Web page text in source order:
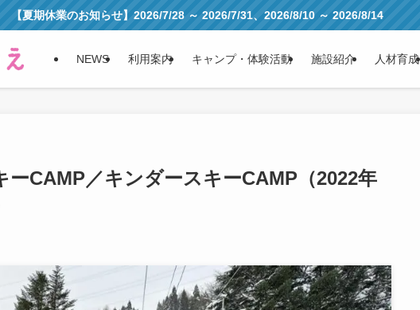
【夏期休業のお知らせ】2026/7/28 ～ 2026/7/31、2026/8/10 ～ 2026/8/14
NEWS 利用案内 キャンプ・体験活動 施設紹介 人材育成
ーCAMP／キンダースキーCAMP（2022年